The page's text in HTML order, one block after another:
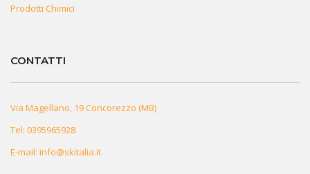
Prodotti Chimici
CONTATTI
Via Magellano, 19 Concorezzo (MB)
Tel: 0395965928
E-mail: info@skitalia.it